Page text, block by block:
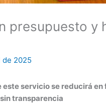
presupuesto
de 2025
servicio se reducirá
transparencia